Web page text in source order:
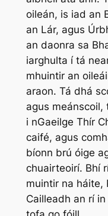
oileán, is iad an
an Lár, agus
an daonra sa
iarghulta í tá
mhuintir an
araon. Tá dhá
agus meánscoil,
i nGaeilge Thír
caifé, agus
bíonn brú óige
chuairteoirí. Bhí
muintir na háite,
Cailleadh an rí